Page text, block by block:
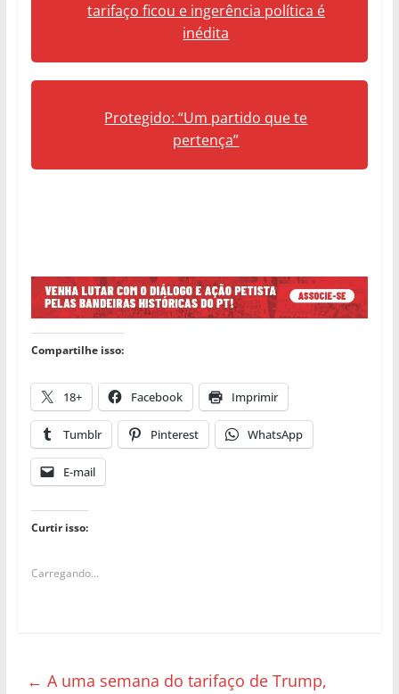
tarifaço ficou e ingerência política é
inédita
Protegido: “Um partido que te
pertença”
Compartilhe isso:
18+ Facebook Imprimir
Tumblr Pinterest WhatsApp
E-mail
Curtir isso:
Carregando...
← A uma semana do tarifaço de Trump,